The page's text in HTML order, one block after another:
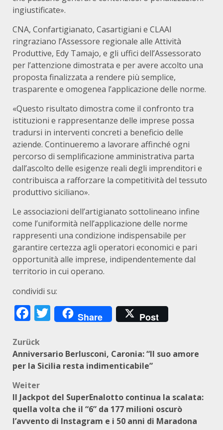
ingiustificate».
CNA, Confartigianato, Casartigiani e CLAAI
ringraziano l’Assessore regionale alle Attività
Produttive, Edy Tamajo, e gli uffici dell’Assessorato
per l’attenzione dimostrata e per avere accolto una
proposta finalizzata a rendere più semplice,
trasparente e omogenea l’applicazione delle norme.
«Questo risultato dimostra come il confronto tra
istituzioni e rappresentanze delle imprese possa
tradursi in interventi concreti a beneficio delle
aziende. Continueremo a lavorare affinché ogni
percorso di semplificazione amministrativa parta
dall’ascolto delle esigenze reali degli imprenditori e
contribuisca a rafforzare la competitività del tessuto
produttivo siciliano».
Le associazioni dell’artigianato sottolineano infine
come l’uniformità nell’applicazione delle norme
rappresenti una condizione indispensabile per
garantire certezza agli operatori economici e pari
opportunità alle imprese, indipendentemente dal
territorio in cui operano.
condividi su:
Facebook
Twitter
Share Post
Beitragsnavigation
Zurück
Anniversario Berlusconi, Caronia: “Il suo amore
per la Sicilia resta indimenticabile”
Weiter
Il Jackpot del SuperEnalotto continua la scalata:
quella volta che il “6” da 177 milioni oscurò
l’avvento di Instagram e i 50 anni di Maradona